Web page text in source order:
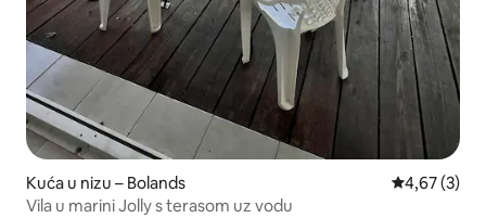
Kuća u nizu – Bolands Prosječna
4,67 (3)
Vila u marini Jolly s terasom uz vodu